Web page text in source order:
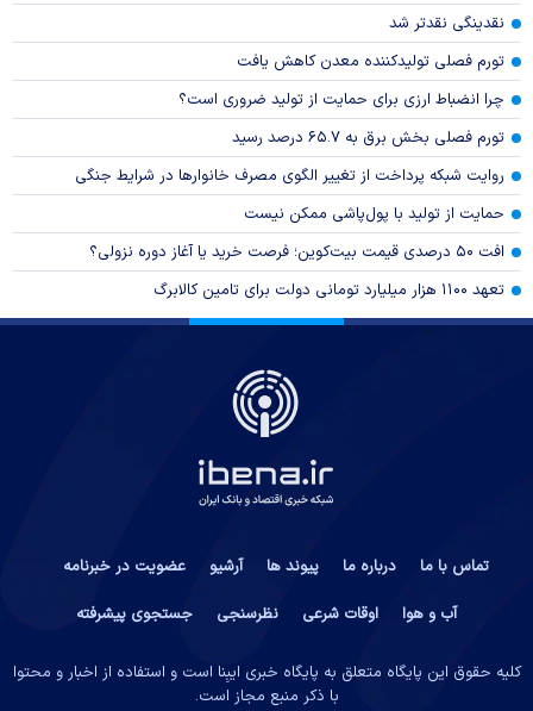
نقدینگی نقدتر شد
تورم فصلی تولیدکننده معدن کاهش یافت
چرا انضباط ارزی برای حمایت از تولید ضروری است؟
تورم فصلی بخش برق به ۶۵.۷ درصد رسید
روایت شبکه پرداخت از تغییر الگوی مصرف خانوار‌ها در شرایط جنگی
حمایت از تولید با پول‌پاشی ممکن نیست
افت ۵۰ درصدی قیمت بیت‌کوین؛ فرصت خرید یا آغاز دوره نزولی؟
تعهد ۱۱۰۰ هزار میلیارد تومانی دولت برای تامین کالابرگ
تماس با ما درباره ما پیوند ها آرشیو
عضویت در خبرنامه
آب و هوا
اوقات شرعی نظرسنجی جستجوی پیشرفته
کلیه حقوق این پایگاه متعلق به پایگاه خبری ایبِنا است و استفاده از اخبار و محتوا
با ذکر منبع مجاز است.